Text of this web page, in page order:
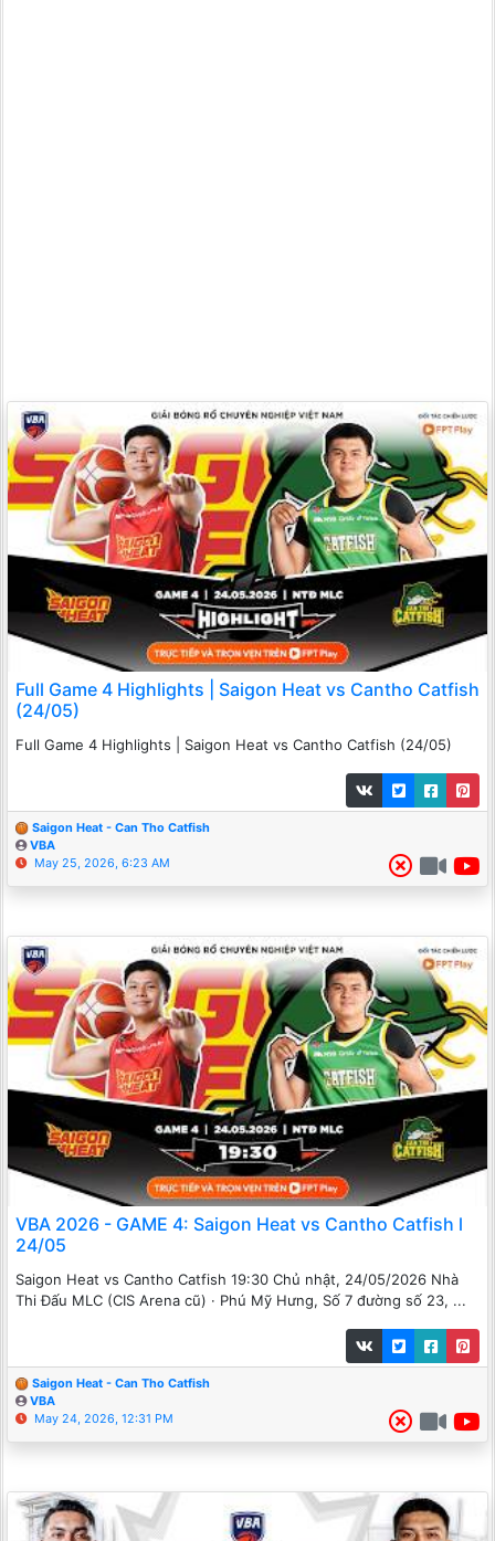
Full Game 4 Highlights | Saigon Heat vs Cantho Catfish
(24/05)
Full Game 4 Highlights | Saigon Heat vs Cantho Catfish (24/05)
Saigon Heat - Can Tho Catfish
VBA
May 25, 2026, 6:23 AM
VBA 2026 - GAME 4: Saigon Heat vs Cantho Catfish l
24/05
Saigon Heat vs Cantho Catfish 19:30 Chủ nhật, 24/05/2026 Nhà
Thi Đấu MLC (CIS Arena cũ) · Phú Mỹ Hưng, Số 7 đường số 23, ...
Saigon Heat - Can Tho Catfish
VBA
May 24, 2026, 12:31 PM